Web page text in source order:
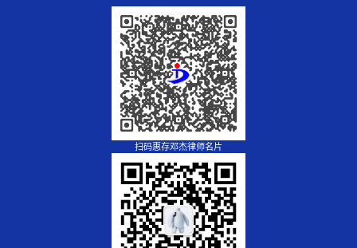
扫码惠存邓杰律师名片